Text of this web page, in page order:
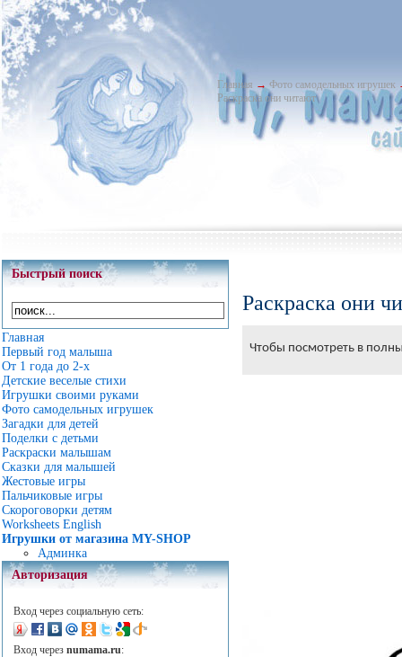
Главная → Фото самодельных игрушек
Раскраска они читают
Быстрый поиск
Главная
Первый год малыша
От 1 года до 2-х
Детские веселые стихи
Игрушки своими руками
Фото самодельных игрушек
Загадки для детей
Поделки с детьми
Раскраски малышам
Сказки для малышей
Жестовые игры
Пальчиковые игры
Скороговорки детям
Worksheets English
Игрушки от магазина MY-SHOP
Админка
Авторизация
Вход через социальную сеть:
Вход через numama.ru:
Раскраска они
Чтобы посмотреть в